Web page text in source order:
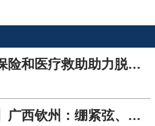
广西北流市：医疗保险和医疗救助助力脱贫攻坚
【你笑起来真好看】广西钦州：绷紧弦、不放松 坚决打赢脱贫攻坚战